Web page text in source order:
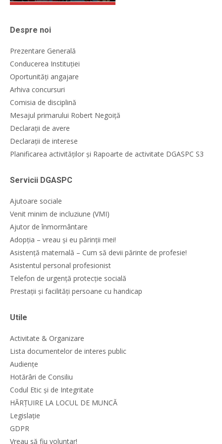
Despre noi
Prezentare Generală
Conducerea Instituției
Oportunități angajare
Arhiva concursuri
Comisia de disciplină
Mesajul primarului Robert Negoiță
Declarații de avere
Declarații de interese
Planificarea activităților și Rapoarte de activitate DGASPC S3
Servicii DGASPC
Ajutoare sociale
Venit minim de incluziune (VMI)
Ajutor de înmormântare
Adopția – vreau și eu părinții mei!
Asistență maternală – Cum să devii părinte de profesie!
Asistentul personal profesionist
Telefon de urgență protecție socială
Prestații și facilități persoane cu handicap
Utile
Activitate & Organizare
Lista documentelor de interes public
Audiențe
Hotărâri de Consiliu
Codul Etic și de Integritate
HĂRȚUIRE LA LOCUL DE MUNCĂ
Legislație
GDPR
Vreau să fiu voluntar!